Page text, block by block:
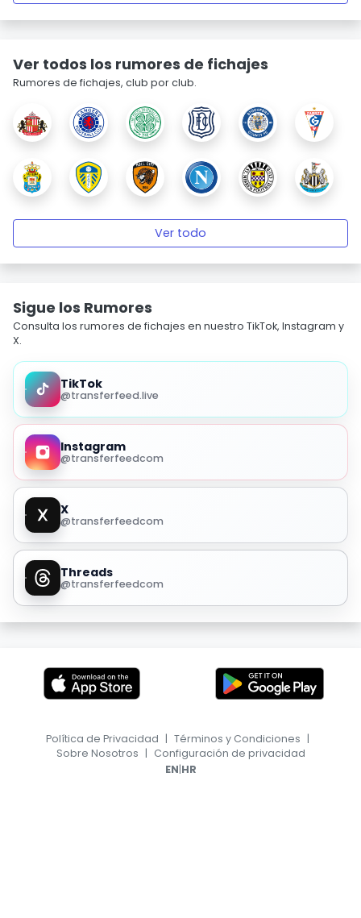
Ver todos los rumores de fichajes
Rumores de fichajes, club por club.
Ver todo
Sigue los Rumores
Consulta los rumores de fichajes en nuestro TikTok, Instagram y
X.
TikTok
@transferfeed.live
Instagram
@transferfeedcom
X
@transferfeedcom
Threads
@transferfeedcom
Política de Privacidad | Términos y Condiciones |
Sobre Nosotros | Configuración de privacidad
EN|HR